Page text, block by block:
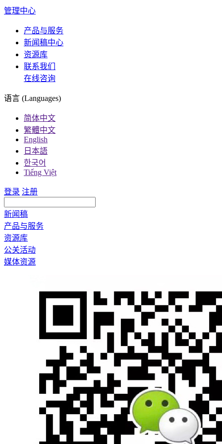
管理中心
产品与服务
新闻稿中心
资源库
联系我们
在线咨询
语言 (Languages)
简体中文
繁體中文
English
日本語
한국어
Tiếng Việt
登录 注册
新闻稿
产品与服务
资源库
公关活动
媒体资源